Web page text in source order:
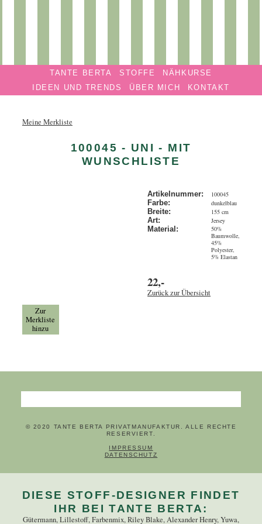
BERTA
Privatmanufaktur
Navigation überspringenTANTE BERTA STOFFE
NÄHKURSE
IDEEN UND TRENDS
ÜBER MICH KONTAKT
Meine Merkliste
100045 - UNI - MIT
WUNSCHLISTE
Artikelnummer:
100045
Farbe:
dunkelblau
Breite:
155 cm
Art:
Jersey
Material:
50%
Baumwolle,
45%
Polyester,
5% Elastan
22,-
Zurück zur Übersicht
Zur
Merkliste
hinzu
Suchbegriffe
© 2020 TANTE BERTA PRIVATMANUFAKTUR. ALLE RECHTE
RESERVIERT.
NAVIGATION ÜBERSPRINGEN
IMPRESSUM
DATENSCHUTZ
DIESE STOFF-DESIGNER FINDET
IHR BEI TANTE BERTA:
Gütermann, Lillestoff, Farbenmix, Riley Blake, Alexander Henry, Yuwa,